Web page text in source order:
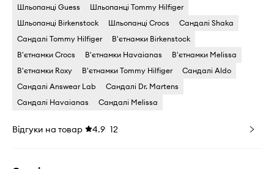
Шльопанці Guess
Шльопанці Tommy Hilfiger
Шльопанці Birkenstock
Шльопанці Crocs
Сандалі Shaka
Сандалі Tommy Hilfiger
В'єтнамки Birkenstock
В'єтнамки Crocs
В'єтнамки Havaianas
В'єтнамки Melissa
В'єтнамки Roxy
В'єтнамки Tommy Hilfiger
Сандалі Aldo
Сандалі Answear Lab
Сандалі Dr. Martens
Сандалі Havaianas
Сандалі Melissa
Відгуки на товар 4.9 12